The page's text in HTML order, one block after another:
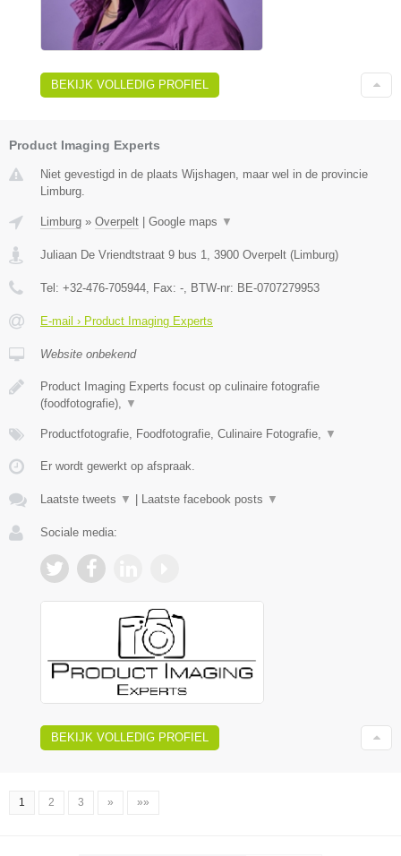
BEKIJK VOLLEDIG PROFIEL
Product Imaging Experts
Niet gevestigd in de plaats Wijshagen, maar wel in de provincie
Limburg.
Limburg » Overpelt Google maps ▼
Juliaan De Vriendtstraat 9 bus 1, 3900 Overpelt (Limburg)
Tel: +32-476-705944, Fax: -, BTW-nr: BE-0707279953
E-mail › Product Imaging Experts
Website onbekend
Product Imaging Experts focust op culinaire fotografie
(foodfotografie), ▼
Productfotografie, Foodfotografie, Culinaire Fotografie, ▼
Er wordt gewerkt op afspraak.
Laatste tweets ▼ Laatste facebook posts ▼
Sociale media:
BEKIJK VOLLEDIG PROFIEL
1 2 3 » »»